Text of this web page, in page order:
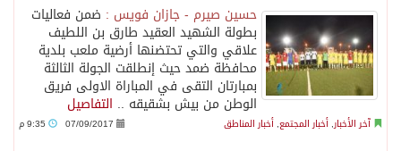
حسين صيرم - جازان فويس : ضمن فعاليات
بطولة الشهيد العقيد طارق بن اللطيف
علاقي والتي تحتضنها أرضية ملعب بلدية
محافظة ضمد حيث إنطلقت الجولة الثالثة
بمبارتان التقى في المباراة الاولى فريق
الوطن من بيش بشقيقه .. التفاصيل
آخر الأخبار, أخبار المجتمع, أخبار المناطق 07/09/2017